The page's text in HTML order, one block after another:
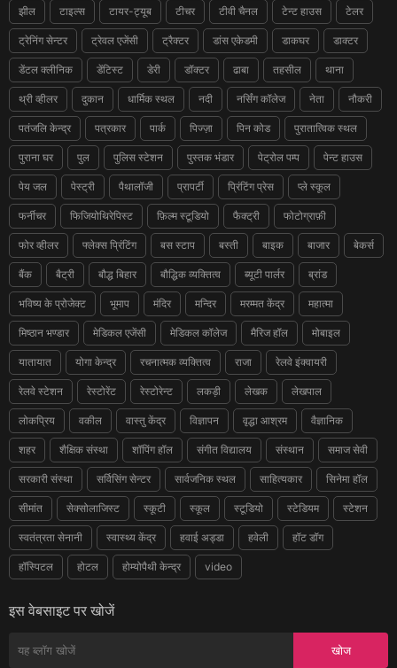
झील टाइल्स टायर-ट्यूब टीचर टीवी चैनल टेन्ट हाउस टेलर
ट्रेनिंग सेन्टर ट्रेवल एजेंसी ट्रैक्टर डांस एकेडमी डाकघर डाक्टर
डेंटल क्लीनिक डेंटिस्ट डेरी डॉक्टर ढाबा तहसील थाना
थ्री व्हीलर दुकान धार्मिक स्थल नदी नर्सिंग कॉलेज नेता नौकरी
पतंजलि केन्द्र पत्रकार पार्क पिज्ज़ा पिन कोड पुरातात्विक स्थल
पुराना घर पुल पुलिस स्टेशन पुस्तक भंडार पेट्रोल पम्प पेन्ट हाउस
पेय जल पेस्ट्री पैथालॉजी प्रापर्टी प्रिंटिंग प्रेस प्ले स्कूल
फर्नीचर फिजियोथिरेपिस्ट फ़िल्म स्टूडियो फैक्ट्री फोटोग्राफ़ी
फोर व्हीलर फ्लेक्स प्रिंटिंग बस स्टाप बस्ती बाइक बाजार बेकर्स
बैंक बैट्री बौद्ध बिहार बौद्धिक व्यक्तित्व ब्यूटी पार्लर ब्रांड
भविष्य के प्रोजेक्ट भूमाप मंदिर मन्दिर मरम्मत केंद्र महात्मा
मिष्ठान भण्डार मेडिकल एजेंसी मेडिकल कॉलेज मैरिज हॉल मोबाइल
यातायात योगा केन्द्र रचनात्मक व्यक्तित्व राजा रेलवे इंक्वायरी
रेलवे स्टेशन रेस्टोरेंट रेस्टोरेन्ट लकड़ी लेखक लेखपाल
लोकप्रिय वकील वास्तु केंद्र विज्ञापन वृद्धा आश्रम वैज्ञानिक
शहर शैक्षिक संस्था शॉपिंग हॉल संगीत विद्यालय संस्थान समाज सेवी
सरकारी संस्था सर्विसिंग सेन्टर सार्वजनिक स्थल साहित्यकार सिनेमा हॉल
सीमांत सेक्सोलाजिस्ट स्कूटी स्कूल स्टूडियो स्टेडियम स्टेशन
स्वतंत्रता सेनानी स्वास्थ्य केंद्र हवाई अड्डा हवेली हॉट डॉग
हॉस्पिटल होटल होम्योपैथी केन्द्र video
इस वेबसाइट पर खोजें